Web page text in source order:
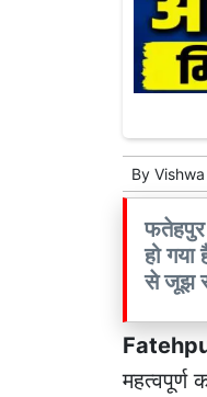
By
फतेहपुर
हो
से जूझ
महत्वपूर्ण